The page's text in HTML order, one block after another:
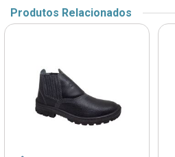
Produtos Relacionados